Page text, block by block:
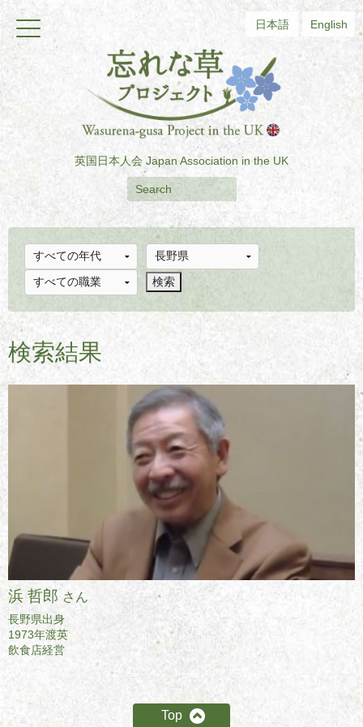
英国日本人会 Japan Association in the UK
日本語 English
検索結果
浜 哲郎 さん
長野県出身
1973年渡英
飲食店経営
Top